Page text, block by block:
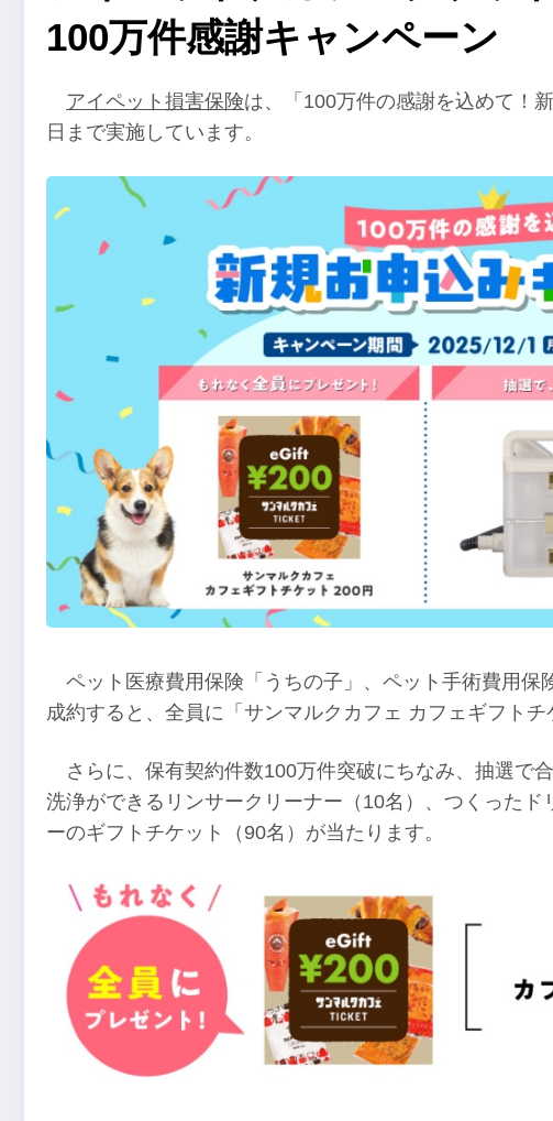
100万件感謝キャンペーン
アイペット損害保険は、「100万件の感謝を込めて！
日まで実施しています。
ペット医療費用保険「うちの子」、ペット手術費用
成約すると、全員に「サンマルクカフェ カフェギフトチ
さらに、保有契約件数100万件突破にちなみ、抽選で
洗浄ができるリンサークリーナー（10名）、つくった
ーのギフトチケット（90名）が当たります。